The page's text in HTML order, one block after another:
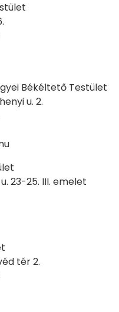
Békéltető Testület
u. 2.
23-25. III. emelet
tér 2.